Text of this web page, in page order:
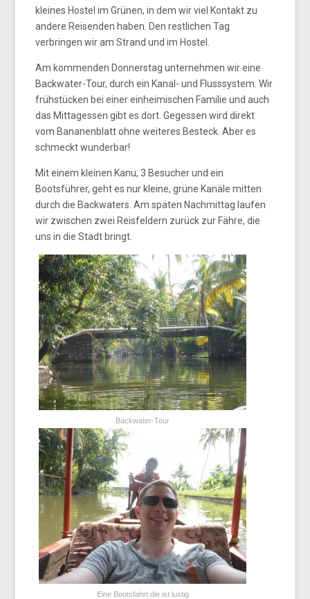
kleines Hostel im Grünen, in dem wir viel Kontakt zu
andere Reisenden haben. Den restlichen Tag
verbringen wir am Strand und im Hostel.
Am kommenden Donnerstag unternehmen wir eine
Backwater-Tour, durch ein Kanal- und Flusssystem. Wir
frühstücken bei einer einheimischen Familie und auch
das Mittagessen gibt es dort. Gegessen wird direkt
vom Bananenblatt ohne weiteres Besteck. Aber es
schmeckt wunderbar!
Mit einem kleinen Kanu, 3 Besucher und ein
Bootsführer, geht es nur kleine, grüne Kanäle mitten
durch die Backwaters. Am späten Nachmittag laufen
wir zwischen zwei Reisfeldern zurück zur Fähre, die
uns in die Stadt bringt.
Backwater-Tour
Eine Bootsfahrt die ist lustig